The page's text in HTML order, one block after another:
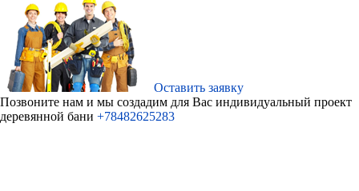
Оставить заявку
Позвоните нам и мы создадим для Ваc индивидуальный проект
деревянной бани +78482625283